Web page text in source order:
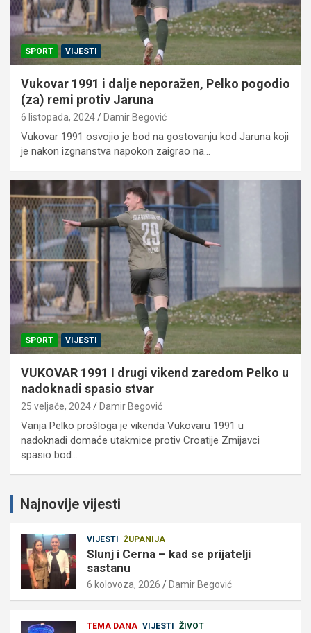
SPORT VIJESTI
Vukovar 1991 i dalje neporažen, Pelko pogodio
(za) remi protiv Jaruna
6 listopada, 2024 Damir Begović
Vukovar 1991 osvojio je bod na gostovanju kod Jaruna koji
je nakon izgnanstva napokon zaigrao na…
SPORT VIJESTI
VUKOVAR 1991 I drugi vikend zaredom Pelko u
nadoknadi spasio stvar
25 veljače, 2024 Damir Begović
Vanja Pelko prošloga je vikenda Vukovaru 1991 u
nadoknadi domaće utakmice protiv Croatije Zmijavci
spasio bod…
Najnovije vijesti
VIJESTI ŽUPANIJA
Slunj i Cerna – kad se prijatelji
sastanu
6 kolovoza, 2026 Damir Begović
TEMA DANA VIJESTI ŽIVOT